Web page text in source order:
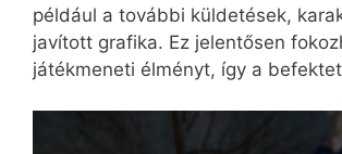
például a további küldetések,
javított grafika. Ez jelentősen
játékmeneti élményt, így a